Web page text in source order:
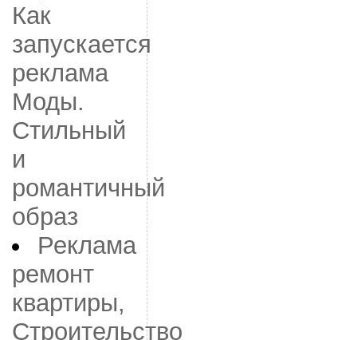
Как
запускается
реклама
Моды.
Стильный
и
романтичный
образ
Реклама
ремонт
квартиры,
Строительство